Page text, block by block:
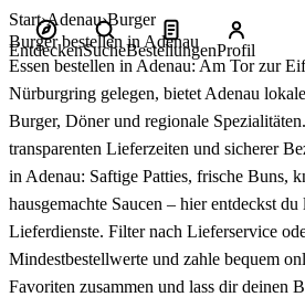
Start Adenau Burger
Burger bestellen in Adenau
Essen bestellen in Adenau: Am Tor zur
Nürburgring gelegen, bietet Adenau
Burger, Döner und regionale
transparenten Lieferzeiten und sicherer
in Adenau: Saftige Patties, frische Buns,
hausgemachte Saucen – hier entdeckst
Lieferdienste. Filter nach Lieferservice
Mindestbestellwerte und zahle bequem
Favoriten zusammen und lass dir deinen
EntdeckenSucheBestellungenProfil